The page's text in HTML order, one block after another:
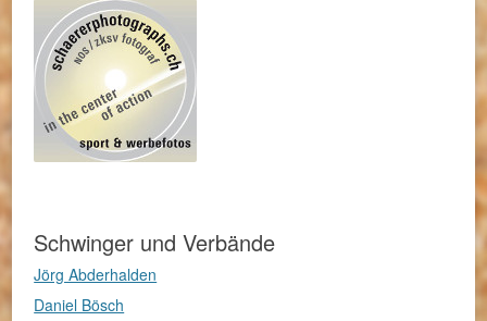
Schwinger und Verbände
Jörg Abderhalden
Daniel Bösch